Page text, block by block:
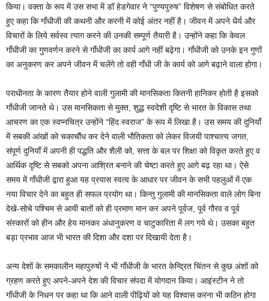
किया। वक्ता के रूप में उस सभा में डॉ हेडगेवार ने “पुण्यपुरुष” विशेषण से संबोधित करते
हुए कहा कि गाँधीजी की कथनी और करनी में कोई अंतर नहीं है। जीवन में अपने धैर्य और
विचारों के लिये सर्वस्व त्याग करने की उनकी सम्पूर्ण तैयारी है। उन्होंने कहा कि केवल
गाँधीजी का गुणवर्णन करने से गाँधीजी का कार्य आगे नहीं बढ़ेगा। गाँधीजी को उनके इन गुणों
का अनुकरण कर अपने जीवन में चलेंगे तो वही गाँधी जी के कार्य को आगे बढ़ाने वाला होगा।
पराधीनता के कारण तैयार होने वाली गुलामी की मानसिकता कितनी हानिकर होती है इसको
गाँधीजी जानते थे। उस मानसिकता से मुक्त, शुद्ध स्वदेशी दृष्टि से भारत के विकास तथा
आचरण का एक स्वप्नचित्र उन्होंने “हिंद स्वराज” के रूप में लिखा है। उस समय की दुनियाँ
में सबकी आंखों को चकाचौंध कर देने वाली भौतिकता को लेकर विजयी पाश्चात्य जगत,
संपूर्ण दुनियाँ में अपनी ही पद्धति और शैली को, सत्ता के बल पर शिक्षा को विकृत करते हुए व
आर्थिक दृष्टि से सबको अपना आश्रित बनाने की चेष्टा करते हुए आगे बढ़ रहा था। ऐसे
समय में गाँधीजी द्वारा हुआ यह प्रयास स्वत्व के आधार पर जीवन के सभी पहलुओं में एक
नया विचार देने का बहुत ही सफल प्रयोग था। किन्तु गुलामी की मानसिकता वाले लोग बिना
देखे-सोचे पश्चिम से आयी बातों को ही प्रमाण मान कर अपने पूर्वज, पूर्व गौरव व पूर्व
संस्कारों को हीन और हेय मानकर अंधानुकरण व चाटुकारिता में लग गये थे। उसका बहुत
बड़ा प्रभाव आज भी भारत की दिशा और दशा पर दिखायी देता है।
अन्य देशों के समकालीन महापुरुषों ने भी गाँधीजी के भारत केन्द्रित चिंतन से कुछ अंशों को
ग्रहण करते हुए अपने-अपने देश की विचार संपदा में योगदान किया। आइंस्टीन ने तो
गाँधीजी के निधन पर कहा था कि आने वाली पीढ़ियों को यह विश्वास करना भी कठिन होगा